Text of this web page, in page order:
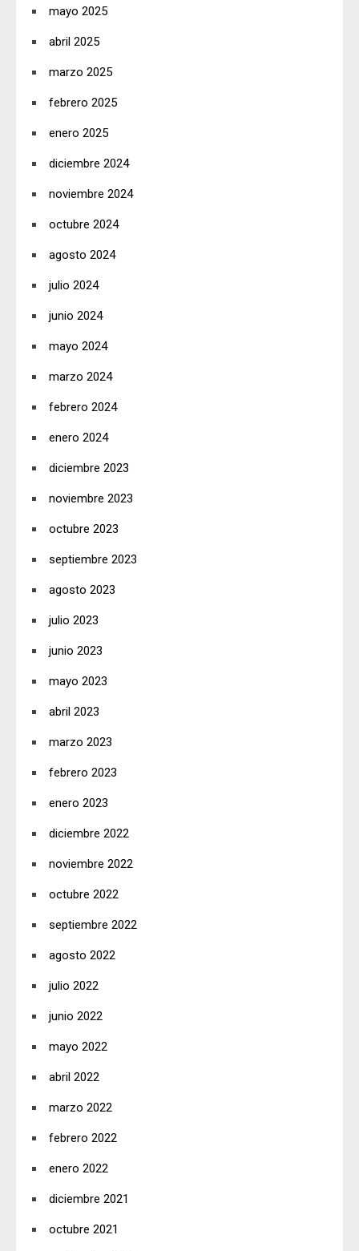
mayo 2025
abril 2025
marzo 2025
febrero 2025
enero 2025
diciembre 2024
noviembre 2024
octubre 2024
agosto 2024
julio 2024
junio 2024
mayo 2024
marzo 2024
febrero 2024
enero 2024
diciembre 2023
noviembre 2023
octubre 2023
septiembre 2023
agosto 2023
julio 2023
junio 2023
mayo 2023
abril 2023
marzo 2023
febrero 2023
enero 2023
diciembre 2022
noviembre 2022
octubre 2022
septiembre 2022
agosto 2022
julio 2022
junio 2022
mayo 2022
abril 2022
marzo 2022
febrero 2022
enero 2022
diciembre 2021
octubre 2021